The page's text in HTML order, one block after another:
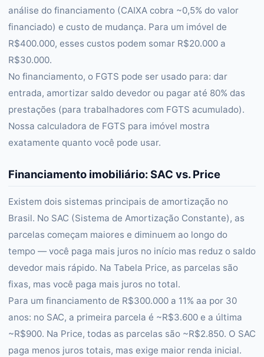
análise do financiamento (CAIXA cobra ~0,5% do valor
financiado) e custo de mudança. Para um imóvel de
R$400.000, esses custos podem somar R$20.000 a
R$30.000.
No financiamento, o FGTS pode ser usado para: dar
entrada, amortizar saldo devedor ou pagar até 80% das
prestações (para trabalhadores com FGTS acumulado).
Nossa calculadora de FGTS para imóvel mostra
exatamente quanto você pode usar.
Financiamento imobiliário: SAC vs. Price
Existem dois sistemas principais de amortização no
Brasil. No SAC (Sistema de Amortização Constante), as
parcelas começam maiores e diminuem ao longo do
tempo — você paga mais juros no início mas reduz o saldo
devedor mais rápido. Na Tabela Price, as parcelas são
fixas, mas você paga mais juros no total.
Para um financiamento de R$300.000 a 11% aa por 30
anos: no SAC, a primeira parcela é ~R$3.600 e a última
~R$900. Na Price, todas as parcelas são ~R$2.850. O SAC
paga menos juros totais, mas exige maior renda inicial.